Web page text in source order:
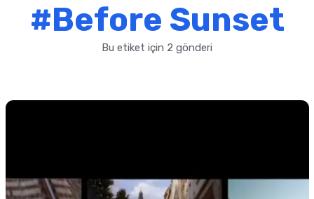
#Before Sunset
Bu etiket için 2 gönderi